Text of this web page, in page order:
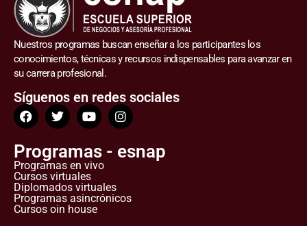
Nuestros programas buscan enseñar a los participantes los
conocimientos, técnicas y recursos indispensables para avanzar en
su carrera profesional.
Síguenos en redes sociales
Programas - esnap
Programas en vivo
Cursos virtuales
Diplomados virtuales
Programas asincrónicos
Cursos oin house